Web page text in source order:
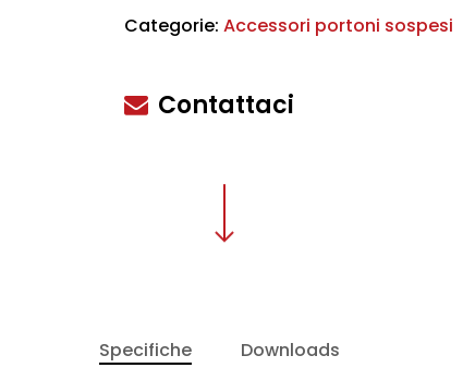
Categorie: Accessori portoni sospesi
Contattaci
Specifiche Downloads